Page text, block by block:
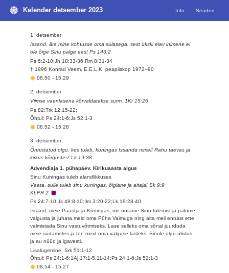
Kalender detsember 2023 Info Seaded
1. detsember
Issand, ära mine kohtusse oma sulasega, sest ükski elav inimene ei
ole õige Sinu palge ees! Ps 143:2
Ps 6:2-10;Jh 18:33-36;Rm 8:31-34
† 1996 Konrad Veem, E.E.L.K. peapiiskop 1972–90
08.50- 15.29
2. detsember
Viimse vaenlasena kõrvaldatakse surm. 1Kr 15:26
Ps 82;Trk 12:15-22;
Õhtul: Ps 24:1-6;Js 52:1-3
08.52- 15.28
3. detsember
Õnnistatud olgu, kes tuleb, kuningas Issanda nimel! Rahu taevas ja
kirkus kõrgustes! Lk 19:38
Advendiaja 1. pühapäev. Kirikuaasta algus
Sinu Kuningas tuleb alandlikkuses
Vaata, sulle tuleb sinu kuningas, õiglane ja aitaja! Sk 9:9
KLPR 2
Ps 24:7-10;Js 49:8-10;Ilm 3:20-22;Lk 19:28-40
Issand, meie Päästja ja Kuningas, me ootame Sinu tulemist ja palume,
valgusta ja juhata meid oma Püha Vaimuga ning aita meil ennast ette
valmistada Sinu vastuvõtmiseks. Lase selleks oma sõnal juurduda
meie südametes ja tee meid oma valguse lasteks. Sinule olgu ülistus
ja au nüüd ja igavesti.
Lisalugemine: Srk 51:1-12
Õhtul: Ps 24:1-6;1Aj 17:1-5,11-14;Ps 24:1-6;Js 52:1-3
08.54- 15.27